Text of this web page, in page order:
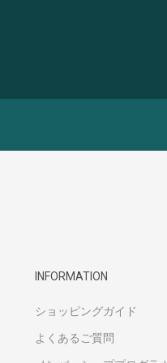
INFORMATION
ショッピングガイド
よくあるご質問